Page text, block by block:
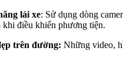
lái xe: Sử dụng dòng
khi điều khiển phương tiện.
trên đường: Những video,